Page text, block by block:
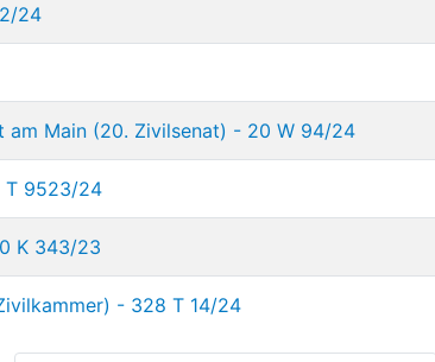
24
am Main (20. Zivilsenat) - 20 W 94/24
T 9523/24
K 343/23
- 328 T 14/24